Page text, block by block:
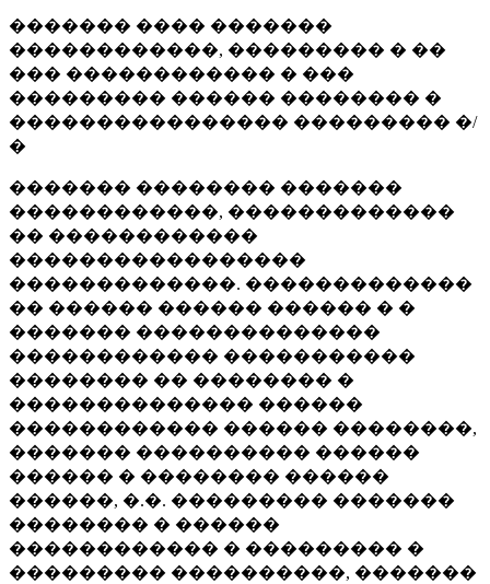
������� ���� �������
������������, ��������� � ��
��� ������������ � ���
��������� ������ �������� �
���������������� ��������� �/
�
������� �������� �������
������������, �������������
�� ������������
�����������������
�������������. �������������
�� ������ ������ ������ � �
������� ��������������
������������ �����������
�������� �� �������� �
�������������� ������
������������ ������ ��������,
������� ���������� ������
������ � �������� ������
������, �.�. ��������� �������
�������� � ������
������������ � ��������� �
��������� ����������, �������